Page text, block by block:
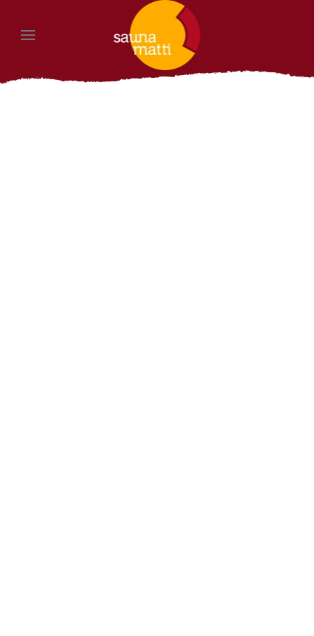
Zum Hauptinhalt springen